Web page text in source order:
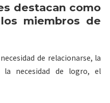
destacan como
miembros de
de relacionarse, la
la necesidad de logro, el